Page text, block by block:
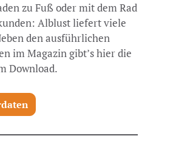
zu Fuß oder mit dem Rad
Alblust liefert viele
den ausführlichen
im Magazin gibt’s hier die
Download.